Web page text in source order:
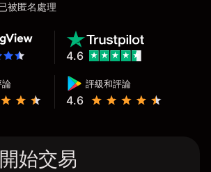
被匿名處理
論 評級和評論
4.6
4.6
始交易